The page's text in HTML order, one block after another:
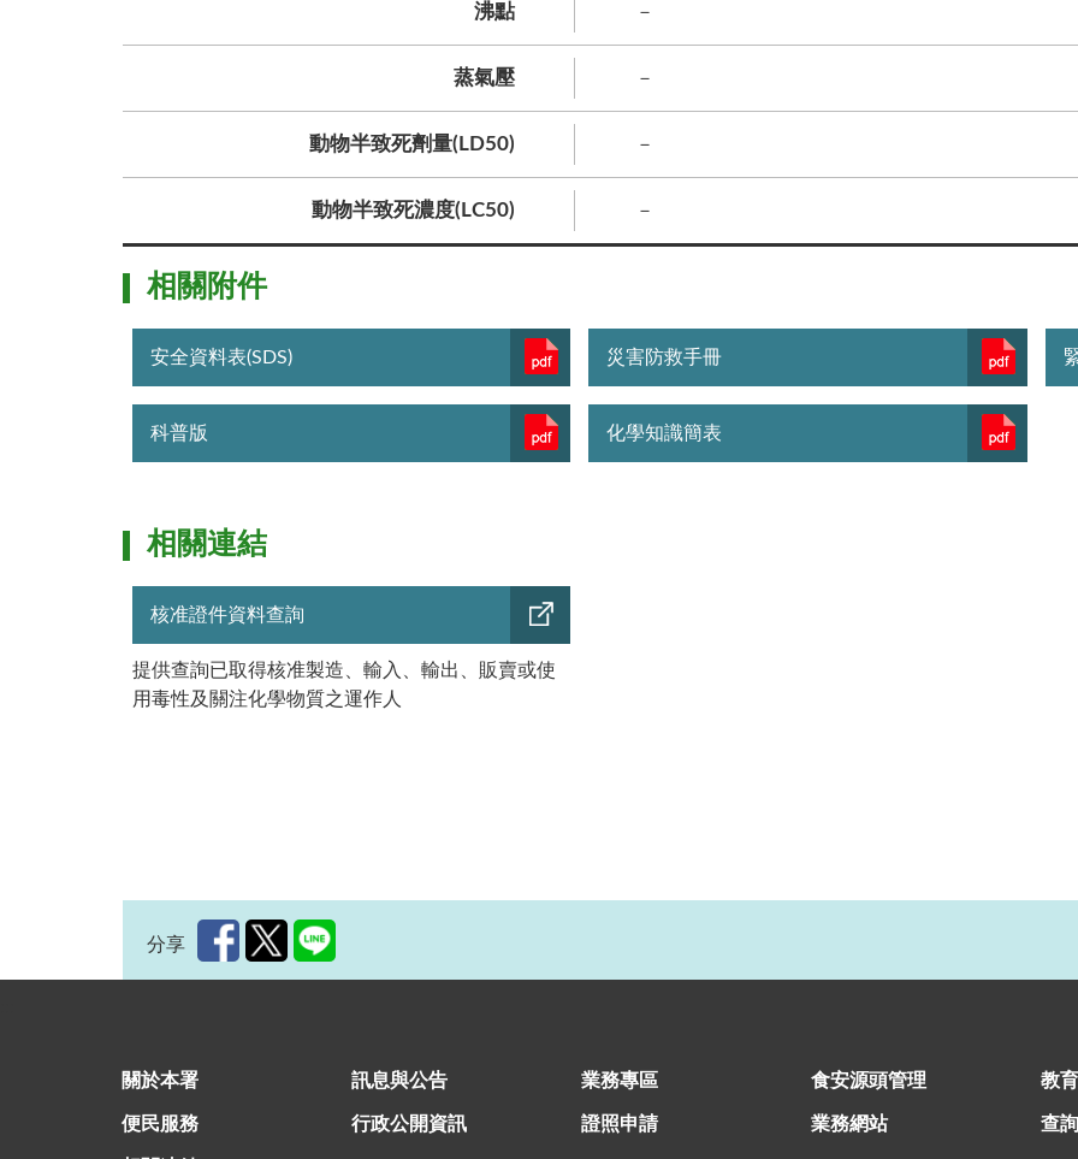
沸點 －
蒸氣壓 －
動物半致死劑量(LD50) －
動物半致死濃度(LC50) －
相關附件
安全資料表(SDS) 災害防救手冊
科普版 化學知識簡表
相關連結
核准證件資料查詢
提供查詢已取得核准製造、輸入、輸出、販賣或使
用毒性及關注化學物質之運作人
分享
關於本署 訊息與公告 業務專區 食安源頭管理 教
便民服務 行政公開資訊 證照申請 業務網站 查